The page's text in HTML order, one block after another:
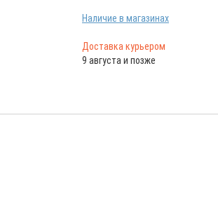
Наличие в магазинах
Доставка курьером
9 августа и позже